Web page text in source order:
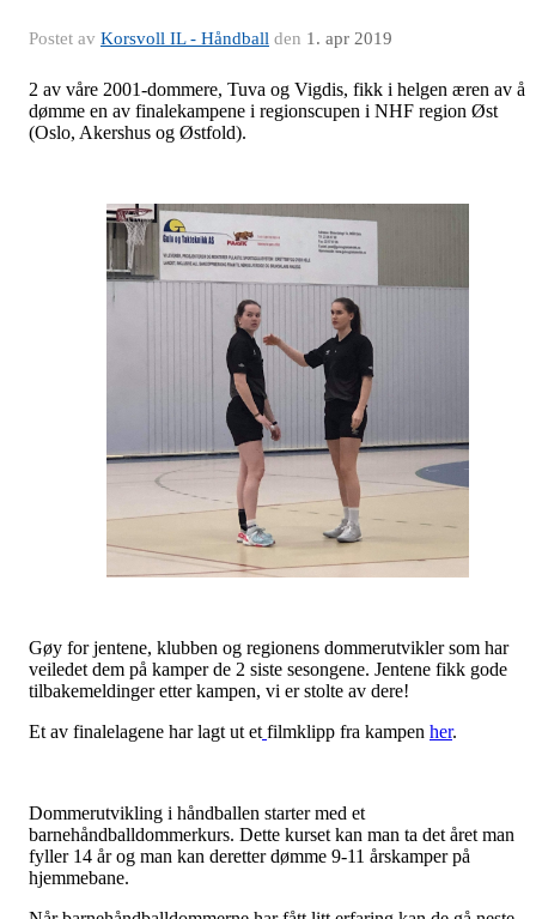
Postet av Korsvoll IL - Håndball den 1. apr 2019
2 av våre 2001-dommere, Tuva og Vigdis, fikk i helgen æren av å
dømme en av finalekampene i regionscupen i NHF region Øst
(Oslo, Akershus og Østfold).
Gøy for jentene, klubben og regionens dommerutvikler som har
veiledet dem på kamper de 2 siste sesongene. Jentene fikk gode
tilbakemeldinger etter kampen, vi er stolte av dere!
Et av finalelagene har lagt ut et filmklipp fra kampen her.
Dommerutvikling i håndballen starter med et
barnehåndballdommerkurs. Dette kurset kan man ta det året man
fyller 14 år og man kan deretter dømme 9-11 årskamper på
hjemmebane.